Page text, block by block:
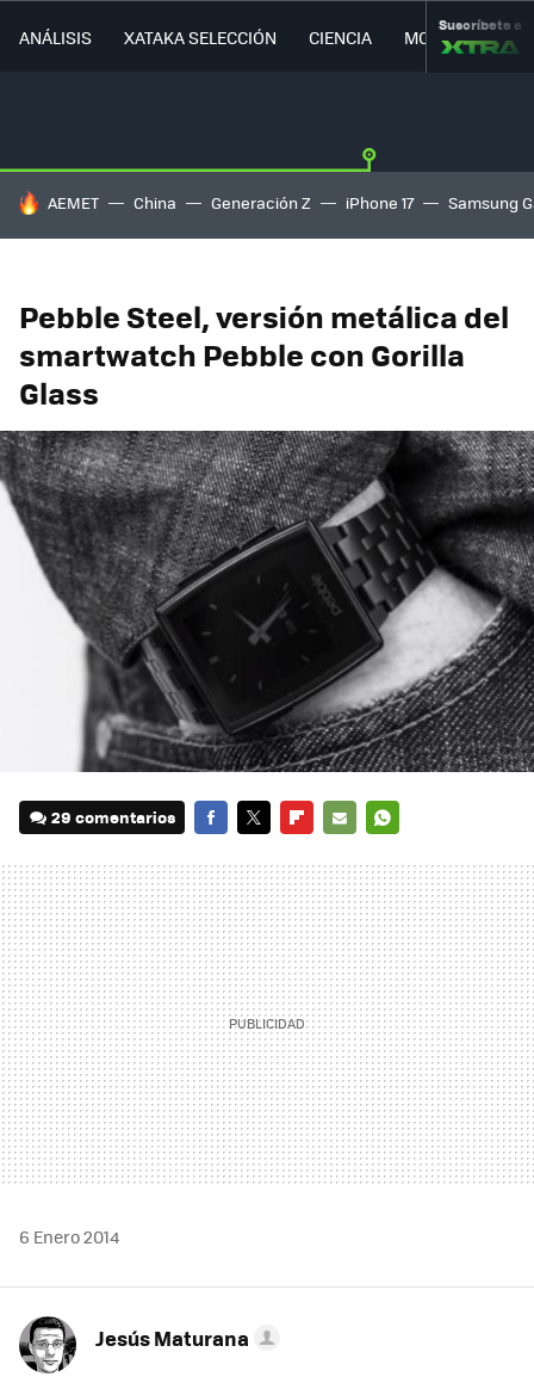
ANÁLISIS XATAKA SELECCIÓN CIENCIA MOVILIDAD
Suscríbete a
HOY SE HABLA DE
AEMET China Generación Z iPhone 17 Samsung
Pebble Steel, versión metálica del
smartwatch Pebble con Gorilla
Glass
29 comentarios
MAIL
6 Enero 2014
Jesús Maturana